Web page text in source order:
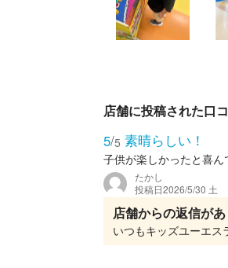
店舗に投稿された口
5/5 素晴らしい！
子供が楽しかったと喜ん
たかし
投稿日2026/5/30 土
店舗からの返信があ